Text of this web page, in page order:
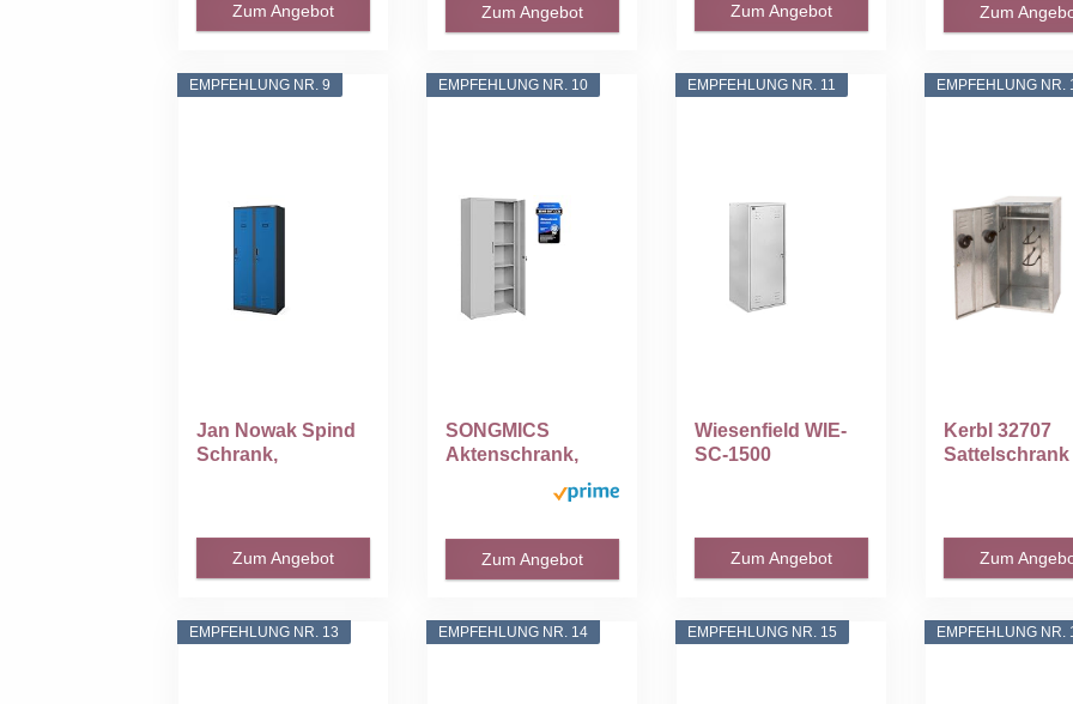
Zum Angebot Zum Angebot Zum Angebot Zum
EMPFEHLUNG NR. 9
Jan Nowak Spind
Schrank,
Zum Angebot
EMPFEHLUNG NR. 10
SONGMICS
Aktenschrank,
Mehrzweckschran
Zum Angebot
EMPFEHLUNG NR. 11
Wiesenfield WIE-
SC-1500
Zum Angebot
EMPFEHLUNG NR.
Kerbl 32707
Sattelschrank
Zum
EMPFEHLUNG NR. 13 EMPFEHLUNG NR. 14 EMPFEHLUNG NR. 15 EMPFEHLUNG NR.